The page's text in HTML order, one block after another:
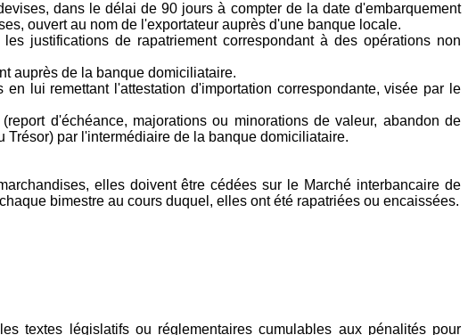
dans le délai de 90 jours à compter de la date d'embarquement
ouvert au nom de l'exportateur auprès d'une banque locale.
justifications de rapatriement correspondant à des opérations non
auprès de la banque domiciliataire.
lui remettant l'attestation d'importation correspondante, visée par le
d'échéance, majorations ou minorations de valeur, abandon de
par l'intermédiaire de la banque domiciliataire.
elles doivent être cédées sur le Marché interbancaire de
bimestre au cours duquel, elles ont été rapatriées ou encaissées.
textes législatifs ou réglementaires cumulables aux pénalités pour